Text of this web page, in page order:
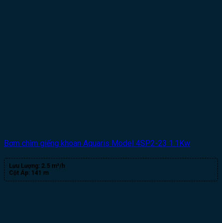
Bơm chìm giếng khoan Aquaris Model 4SP2-23 1.1Kw
Lưu Lượng: 2.5 m³/h
Cột Áp: 141 m